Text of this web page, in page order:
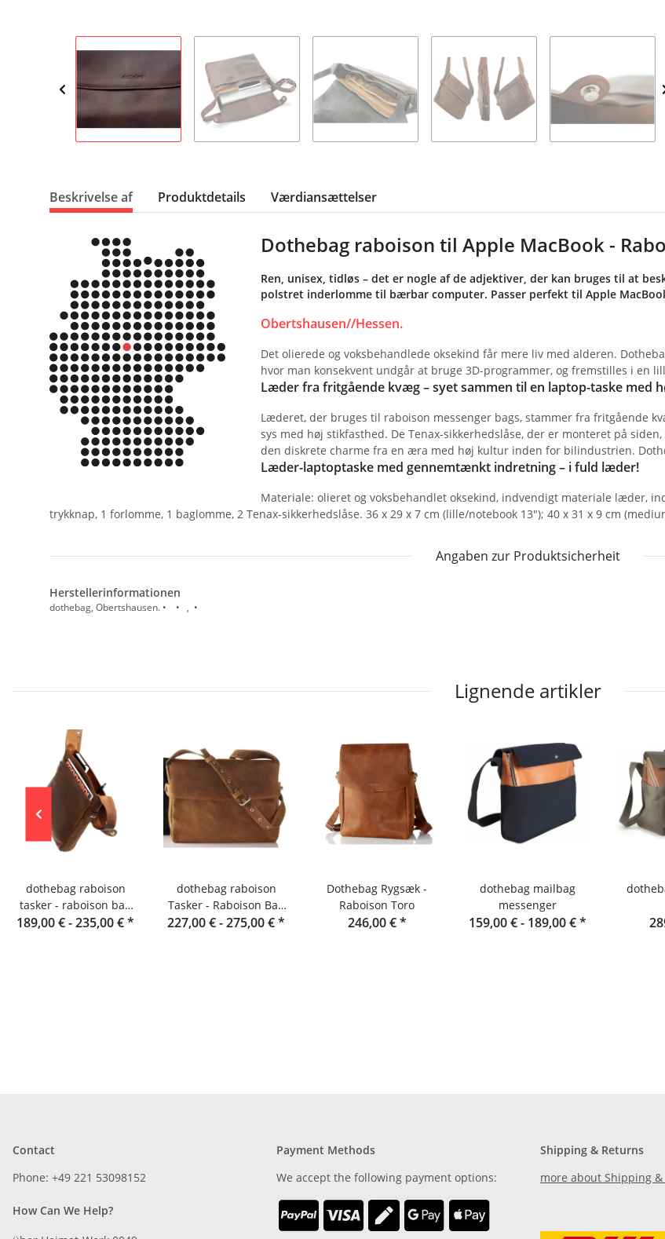
Beskrivelse af Produktdetails Værdiansættelser
Dothebag raboison til Apple MacBook -
Ren, unisex, tidløs – det er nogle af de adjektiver, der kan bruges til at
polstret inderlomme til bærbar computer. Passer perfekt til Apple
Obertshausen//Hessen.
Det olierede og voksbehandlede oksekind får mere liv med alderen.
hvor man konsekvent undgår at bruge 3D-programmer, og fremstilles i en
Læder fra fritgående kvæg – syet sammen til en laptop-taske med
Læderet, der bruges til raboison messenger bags, stammer fra fritgående
sys med høj stikfasthed. De Tenax-sikkerhedslåse, der er monteret på
den diskrete charme fra en æra med høj kultur inden for bilindustrien.
Læder-laptoptaske med gennemtænkt indretning – i fuld læder!
Materiale: olieret og voksbehandlet oksekind, indvendigt materiale læder,
trykknap, 1 forlomme, 1 baglomme, 2 Tenax-sikkerhedslåse. 36 x 29 x 7 cm (lille/notebook 13"); 40 x 31 x 9 cm
Angaben zur Produktsicherheit
Herstellerinformationen
dothebag, Obertshausen. • • , •
Lignende artikler
dothebag raboison
tasker - raboison bag
upend Stående format
189,00 € -235,00 €*
dothebag raboison
Tasker - Raboison Bag
Querformat toro
227,00 € -275,00 €*
Dothebag Rygsæk -
Raboison Toro
246,00 €*
dothebag mailbag
messenger
159,00 € - 189,00 €*
Contact
Phone: +49 221 53098152
How Can We Help?
Payment Methods
We accept the following payment options:
Shipping & Returns
more about Shipping